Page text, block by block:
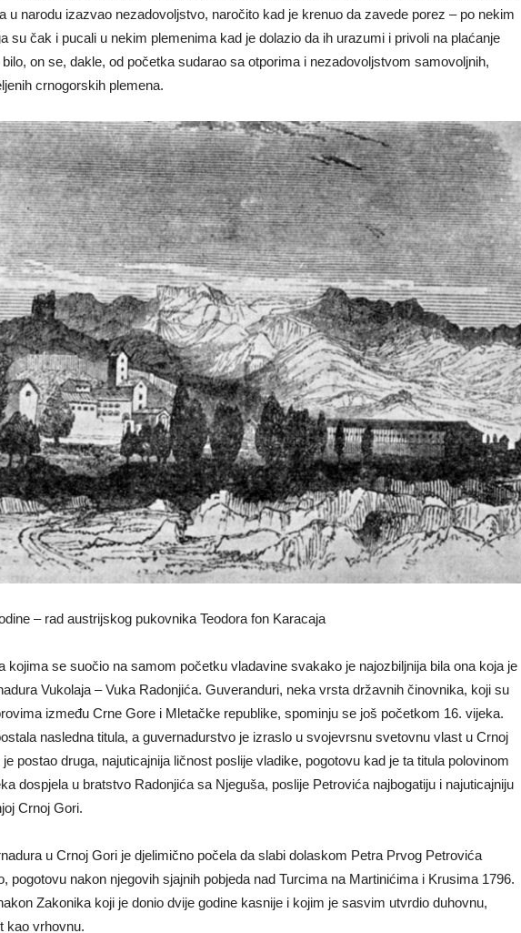
u narodu izazvao nezadovoljstvo, naročito kad je krenuo da zavede porez – po nekim
su čak i pucali u nekim plemenima kad je dolazio da ih urazumi i privoli na plaćanje
on se, dakle, od početka sudarao sa otporima i nezadovoljstvom samovoljnih,
crnogorskih plemena.
– rad austrijskog pukovnika Teodora fon Karacaja
kojima se suočio na samom početku vladavine svakako je najozbiljnija bila ona koja je
Vukolaja – Vuka Radonjića. Guveranduri, neka vrsta državnih činovnika, koji su
između Crne Gore i Mletačke republike, spominju se još početkom 16. vijeka.
nasledna titula, a guvernadurstvo je izraslo u svojevrsnu svetovnu vlast u Crnoj
postao druga, najuticajnija ličnost poslije vladike, pogotovu kad je ta titula polovinom
dospjela u bratstvo Radonjića sa Njeguša, poslije Petrovića najbogatiju i najuticajniju
Crnoj Gori.
u Crnoj Gori je djelimično počela da slabi dolaskom Petra Prvog Petrovića
pogotovu nakon njegovih sjajnih pobjeda nad Turcima na Martinićima i Krusima 1796.
Zakonika koji je donio dvije godine kasnije i kojim je sasvim utvrdio duhovnu,
kao vrhovnu.